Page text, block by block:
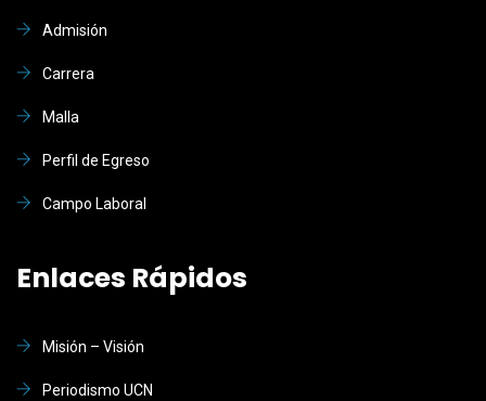
Admisión
Carrera
Malla
Perfil de Egreso
Campo Laboral
Enlaces Rápidos
Misión – Visión
Periodismo UCN